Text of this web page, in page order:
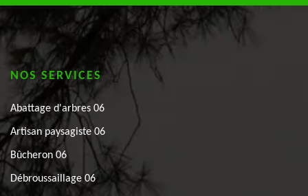
NOS SERVICES
Abattage d'arbres 06
Artisan paysagiste 06
Bûcheron 06
Débroussaillage 06